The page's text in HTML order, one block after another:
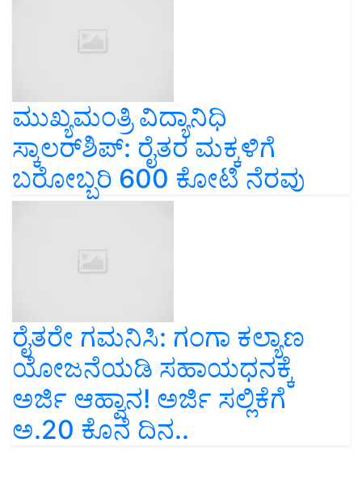
ಮುಖ್ಯಮಂತ್ರಿ ವಿದ್ಯಾನಿಧಿ
ಸ್ಕಾಲರ್‌ಶಿಪ್‌: ರೈತರ ಮಕ್ಕಳಿಗೆ
ಬರೋಬ್ಬರಿ 600 ಕೋಟಿ ನೆರವು
ರೈತರೇ ಗಮನಿಸಿ: ಗಂಗಾ ಕಲ್ಯಾಣ
ಯೋಜನೆಯಡಿ ಸಹಾಯಧನಕ್ಕೆ
ಅರ್ಜಿ ಆಹ್ವಾನ! ಅರ್ಜಿ ಸಲ್ಲಿಕೆಗೆ
ಅ.20 ಕೊನೆ ದಿನ..